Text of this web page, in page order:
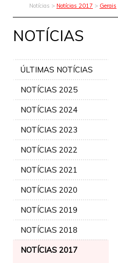
Notícias > Notícias 2017 > Gerais
NOTÍCIAS
ÚLTIMAS NOTÍCIAS
NOTÍCIAS 2025
NOTÍCIAS 2024
NOTÍCIAS 2023
NOTÍCIAS 2022
NOTÍCIAS 2021
NOTÍCIAS 2020
NOTÍCIAS 2019
NOTÍCIAS 2018
NOTÍCIAS 2017